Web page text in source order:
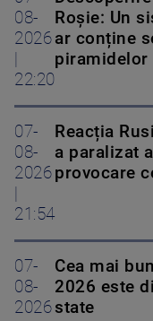
08-
2026
22:20
Roșie: Un
ar conține
piramidelor
07-
08-
2026
21:54
Reacția
a paralizat
provocare
07-
08-
2026
Cea mai
2026 este
state